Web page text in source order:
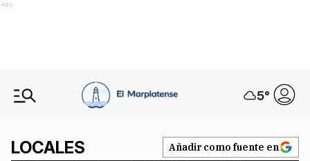
Ads
5°
LOCALES Añadir como fuente en